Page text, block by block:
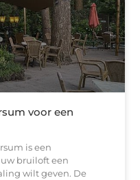
voor een
is een
bruiloft een
wilt geven. De